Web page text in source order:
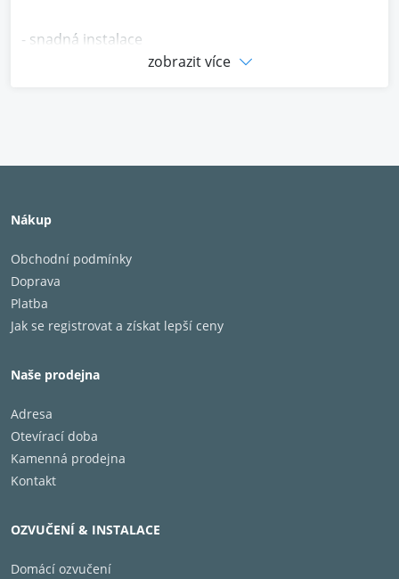
- snadná instalace
zobrazit více
Nákup
Obchodní podmínky
Doprava
Platba
Jak se registrovat a získat lepší ceny
Naše prodejna
Adresa
Otevírací doba
Kamenná prodejna
Kontakt
OZVUČENÍ & INSTALACE
Domácí ozvučení